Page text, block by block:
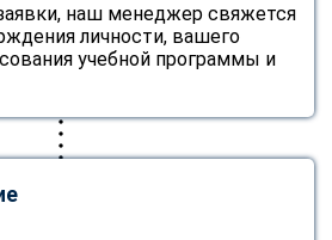
наш менеджер свяжется
личности, вашего
учебной программы и